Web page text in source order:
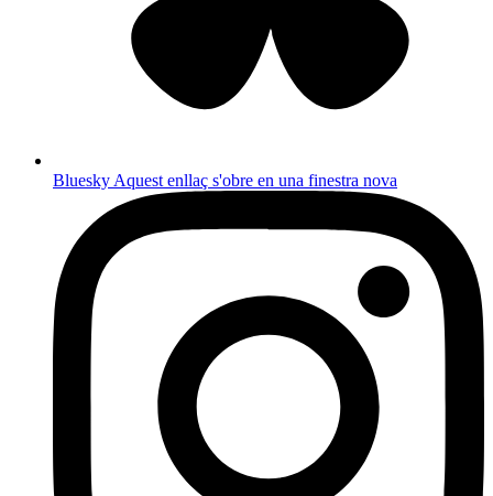
Bluesky Aquest enllaç s'obre en una finestra nova